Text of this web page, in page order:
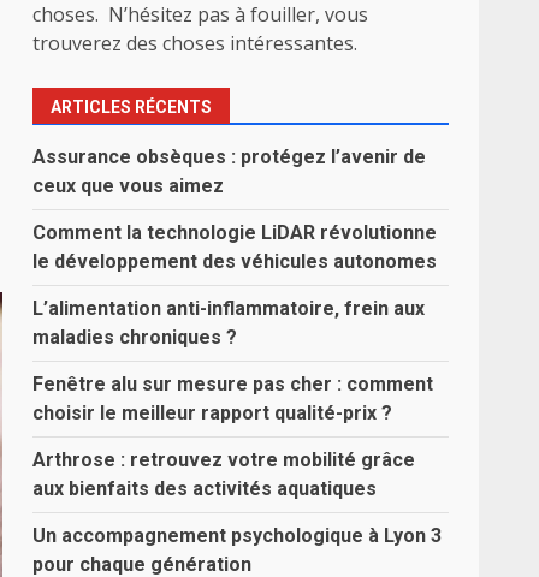
choses. N’hésitez pas à fouiller, vous
trouverez des choses intéressantes.
ARTICLES RÉCENTS
Assurance obsèques : protégez l’avenir de
ceux que vous aimez
Comment la technologie LiDAR révolutionne
le développement des véhicules autonomes
L’alimentation anti-inflammatoire, frein aux
maladies chroniques ?
Fenêtre alu sur mesure pas cher : comment
choisir le meilleur rapport qualité-prix ?
Arthrose : retrouvez votre mobilité grâce
aux bienfaits des activités aquatiques
Un accompagnement psychologique à Lyon 3
pour chaque génération